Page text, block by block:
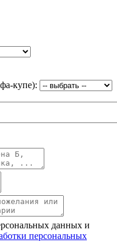
купе):
данных и
персональных